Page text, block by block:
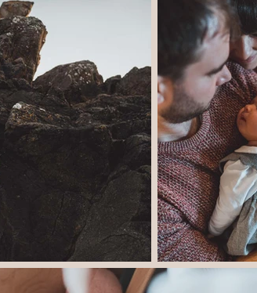
VOIR :